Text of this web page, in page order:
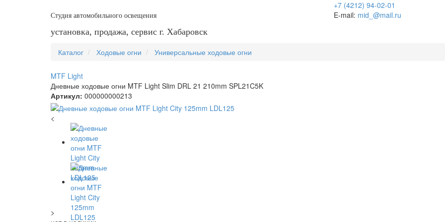
Студия автомобильного освещения
установка, продажа, сервис г. Хабаровск
+7 (4212) 94-02-01
E-mail: mid_@mail.ru
Каталог Ходовые огни Универсальные ходовые огни
MTF Light
Дневные ходовые огни MTF Light Slim DRL 21 210mm SPL21C5K
Артикул: 000000000213
<
>